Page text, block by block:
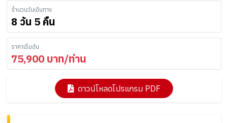
จำนวนวันเดินทาง
8 วัน 5 คืน
ราคาเริ่มต้น
75,900 บาท/ท่าน
ดาวน์โหลดโปรแกรม PDF